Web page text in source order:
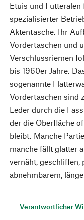
Etuis und
spezialisierter
Aktentasche. Ihr
Vordertaschen und
Verschlussriemen
bis 1960er Jahre.
sogenannte
Vordertaschen sind
Leder durch die
der die Oberfläche
bleibt. Manche
manche fällt glatter
vernäht,
abnehmbarem,
Verantwortlicher